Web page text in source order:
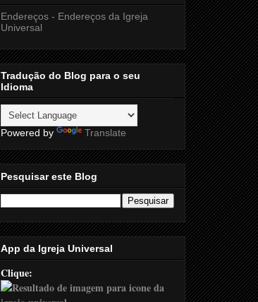
Endereços - Endereços da Igreja
Universal
Tradução do Blog para o seu
Idioma
Powered by Translate
Pesquisar este Blog
App da Igreja Universal
Clique: